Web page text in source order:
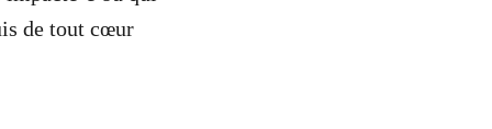
de tout cœur